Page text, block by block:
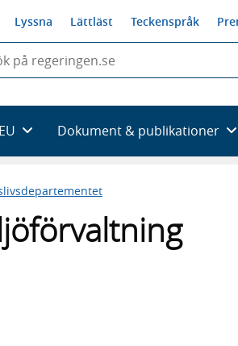
Lyssna Lättläst Teckenspråk
Dokument & publikationer